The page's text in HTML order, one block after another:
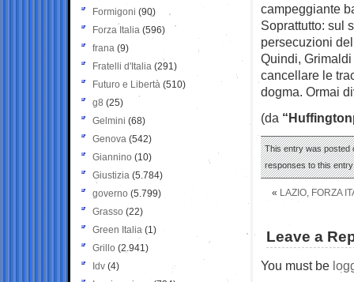
campeggiante
Soprattutto: sul
persecuzioni
Quindi,
cancellare le
dogma. Ormai
(da
This entry was posted
responses to this
« LAZIO, FORZA
Leave a
You must be
Formigoni (90)
Forza Italia (596)
frana (9)
Fratelli d'Italia (291)
Futuro e Libertà (510)
g8 (25)
Gelmini (68)
Genova (542)
Giannino (10)
Giustizia (5.784)
governo (5.799)
Grasso (22)
Green Italia (1)
Grillo (2.941)
Idv (4)